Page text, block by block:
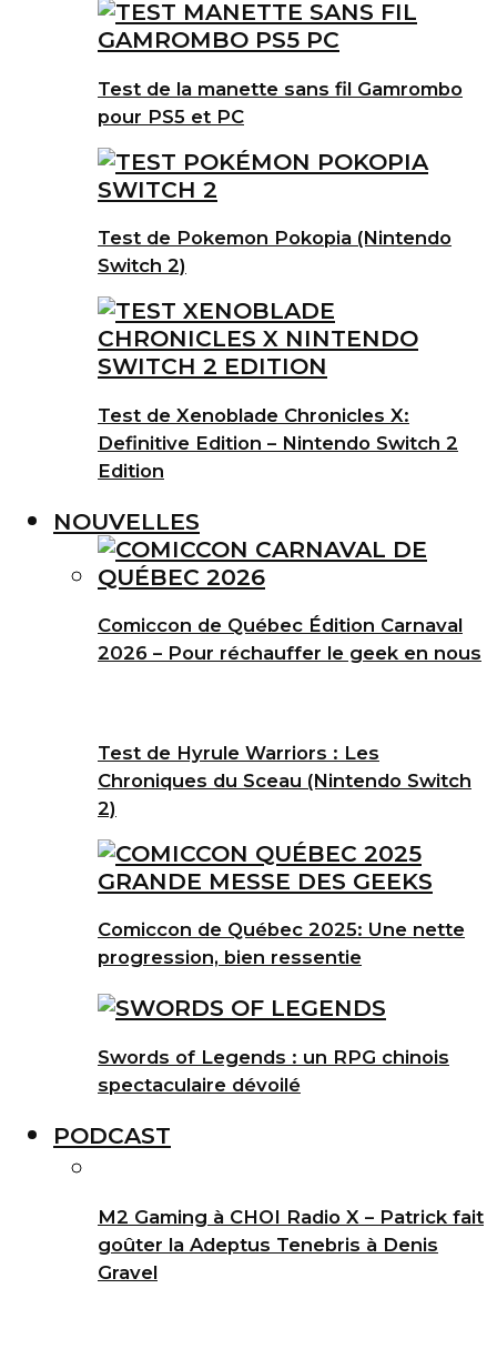
Test de la manette sans fil Gamrombo
pour PS5 et PC
Test de Pokemon Pokopia (Nintendo
Switch 2)
Test de Xenoblade Chronicles X:
Definitive Edition – Nintendo Switch 2
Edition
NOUVELLES
Comiccon de Québec Édition Carnaval
2026 – Pour réchauffer le geek en nous
Test de Hyrule Warriors : Les
Chroniques du Sceau (Nintendo Switch
2)
Comiccon de Québec 2025: Une nette
progression, bien ressentie
Swords of Legends : un RPG chinois
spectaculaire dévoilé
PODCAST
M2 Gaming à CHOI Radio X – Patrick fait
goûter la Adeptus Tenebris à Denis
Gravel